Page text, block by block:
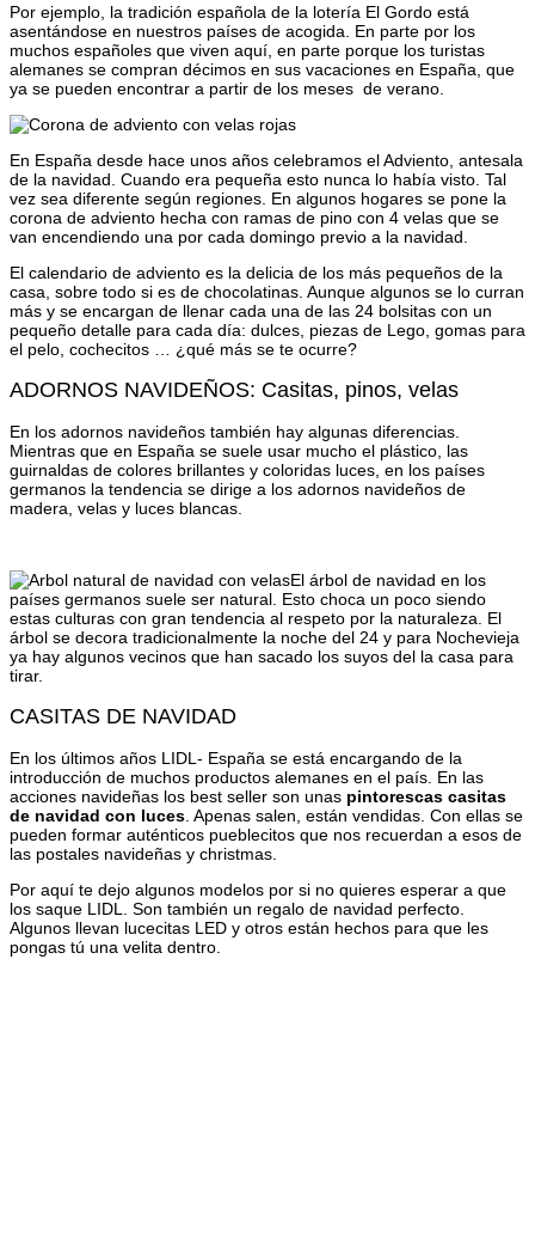
Por ejemplo, la tradición española de la lotería El Gordo está
asentándose en nuestros países de acogida. En parte por los
muchos españoles que viven aquí, en parte porque los turistas
alemanes se compran décimos en sus vacaciones en España, que
ya se pueden encontrar a partir de los meses de verano.
En España desde hace unos años celebramos el Adviento, antesala
de la navidad. Cuando era pequeña esto nunca lo había visto. Tal
vez sea diferente según regiones. En algunos hogares se pone la
corona de adviento hecha con ramas de pino con 4 velas que se
van encendiendo una por cada domingo previo a la navidad.
El calendario de adviento es la delicia de los más pequeños de la
casa, sobre todo si es de chocolatinas. Aunque algunos se lo curran
más y se encargan de llenar cada una de las 24 bolsitas con un
pequeño detalle para cada día: dulces, piezas de Lego, gomas para
el pelo, cochecitos … ¿qué más se te ocurre?
ADORNOS NAVIDEÑOS: Casitas, pinos, velas
En los adornos navideños también hay algunas diferencias.
Mientras que en España se suele usar mucho el plástico, las
guirnaldas de colores brillantes y coloridas luces, en los países
germanos la tendencia se dirige a los adornos navideños de
madera, velas y luces blancas.
El árbol de navidad en los
países germanos suele ser natural. Esto choca un poco siendo
estas culturas con gran tendencia al respeto por la naturaleza. El
árbol se decora tradicionalmente la noche del 24 y para Nochevieja
ya hay algunos vecinos que han sacado los suyos del la casa para
tirar.
CASITAS DE NAVIDAD
En los últimos años LIDL- España se está encargando de la
introducción de muchos productos alemanes en el país. En las
acciones navideñas los best seller son unas pintorescas casitas
de navidad con luces . Apenas salen, están vendidas. Con ellas se
pueden formar auténticos pueblecitos que nos recuerdan a esos de
las postales navideñas y christmas.
Por aquí te dejo algunos modelos por si no quieres esperar a que
los saque LIDL. Son también un regalo de navidad perfecto.
Algunos llevan lucecitas LED y otros están hechos para que les
pongas tú una velita dentro.